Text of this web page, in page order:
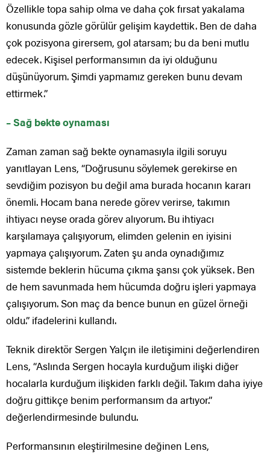
Özellikle topa sahip olma ve daha çok fırsat yakalama
konusunda gözle görülür gelişim kaydettik. Ben de daha
çok pozisyona girersem, gol atarsam; bu da beni mutlu
edecek. Kişisel performansımın da iyi olduğunu
düşünüyorum. Şimdi yapmamız gereken bunu devam
ettirmek.”
– Sağ bekte oynaması
Zaman zaman sağ bekte oynamasıyla ilgili soruyu
yanıtlayan Lens, “Doğrusunu söylemek gerekirse en
sevdiğim pozisyon bu değil ama burada hocanın kararı
önemli. Hocam bana nerede görev verirse, takımın
ihtiyacı neyse orada görev alıyorum. Bu ihtiyacı
karşılamaya çalışıyorum, elimden gelenin en iyisini
yapmaya çalışıyorum. Zaten şu anda oynadığımız
sistemde beklerin hücuma çıkma şansı çok yüksek. Ben
de hem savunmada hem hücumda doğru işleri yapmaya
çalışıyorum. Son maç da bence bunun en güzel örneği
oldu.” ifadelerini kullandı.
Teknik direktör Sergen Yalçın ile iletişimini değerlendiren
Lens, “Aslında Sergen hocayla kurduğum ilişki diğer
hocalarla kurduğum ilişkiden farklı değil. Takım daha iyiye
doğru gittikçe benim performansım da artıyor.”
değerlendirmesinde bulundu.
Performansının eleştirilmesine değinen Lens,